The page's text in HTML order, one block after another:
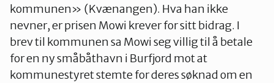
kommunen» (Kvænangen). Hva han ikke
nevner, er prisen Mowi krever for sitt bidrag. I
brev til kommunen sa Mowi seg villig til å betale
for en ny småbåthavn i Burfjord mot at
kommunestyret stemte for deres søknad om en